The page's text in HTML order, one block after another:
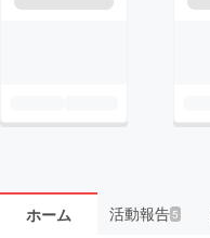
ホーム 活動報告5